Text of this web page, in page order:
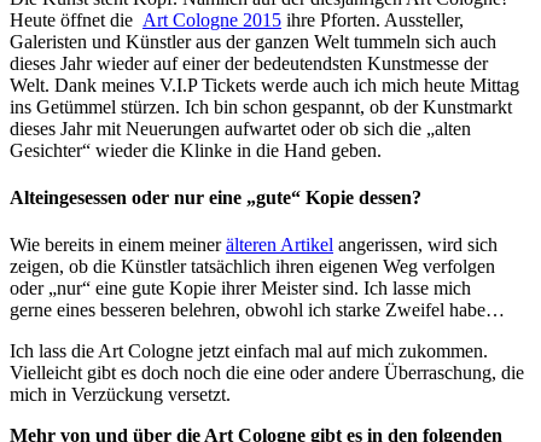
Heute öffnet die Art Cologne 2015 ihre Pforten. Aussteller,
Galeristen und Künstler aus der ganzen Welt tummeln sich auch
dieses Jahr wieder auf einer der bedeutendsten Kunstmesse der
Welt. Dank meines V.I.P Tickets werde auch ich mich heute Mittag
ins Getümmel stürzen. Ich bin schon gespannt, ob der Kunstmarkt
dieses Jahr mit Neuerungen aufwartet oder ob sich die „alten
Gesichter“ wieder die Klinke in die Hand geben.
Alteingesessen oder nur eine „gute“ Kopie dessen?
Wie bereits in einem meinerälteren Artikel angerissen, wird sich
zeigen, ob die Künstler tatsächlich ihren eigenen Weg verfolgen
oder „nur“ eine gute Kopie ihrer Meister sind. Ich lasse mich
gerne eines besseren belehren, obwohl ich starke Zweifel habe…
Ich lass die Art Cologne jetzt einfach mal auf mich zukommen.
Vielleicht gibt es doch noch die eine oder andere Überraschung, die
mich in Verzückung versetzt.
Mehr von und über die Art Cologne gibt es in den folgenden